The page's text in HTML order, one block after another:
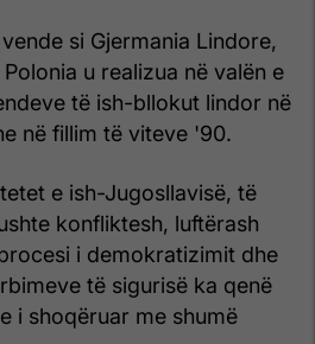
si Gjermania Lindore,
u realizua në valën e
të ish-bllokut lindor në
në fillim të viteve '90.
e ish-Jugosllavisë, të
konfliktesh, luftërash
i demokratizimit dhe
të sigurisë ka qenë
i shoqëruar me shumë